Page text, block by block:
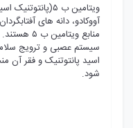
ویتامین ب
آووکادو، دانه های
منابع
سیستم عصبی و ترویج
اسید پانتوتنیک و فقر آن
شود.